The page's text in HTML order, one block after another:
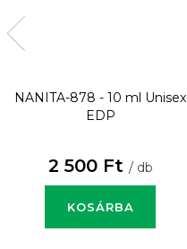
NANITA-878 - 10 ml Unisex
EDP
2 500 Ft / db
KOSÁRBA